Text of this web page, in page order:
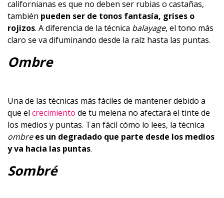
californianas es que no deben ser rubias o castañas,
también pueden ser de tonos fantasía, grises o
rojizos. A diferencia de la técnica balayage, el tono más
claro se va difuminando desde la raíz hasta las puntas.
Ombre
Una de las técnicas más fáciles de mantener debido a
que el crecimiento de tu melena no afectará el tinte de
los medios y puntas. Tan fácil cómo lo lees, la técnica
ombrees un degradado que parte desde los medios
y va hacia las puntas.
Sombré